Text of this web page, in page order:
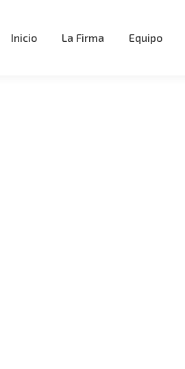
Inicio La Firma Equipo